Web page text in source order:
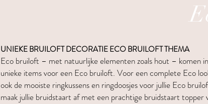
UNIEKE BRUILOFT DECORATIE ECO BRUILOFT THEMA
Eco bruiloft – met natuurlijke elementen zoals hout – komen
unieke items voor een Eco bruiloft. Voor een complete Eco
ook de mooiste ringkussens en ringdoosjes voor jullie Eco
maak jullie bruidstaart af met een prachtige bruidstaart